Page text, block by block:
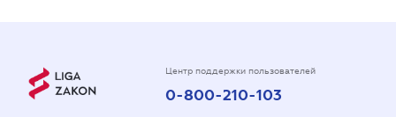
Центр поддержки пользователей
0-800-210-103